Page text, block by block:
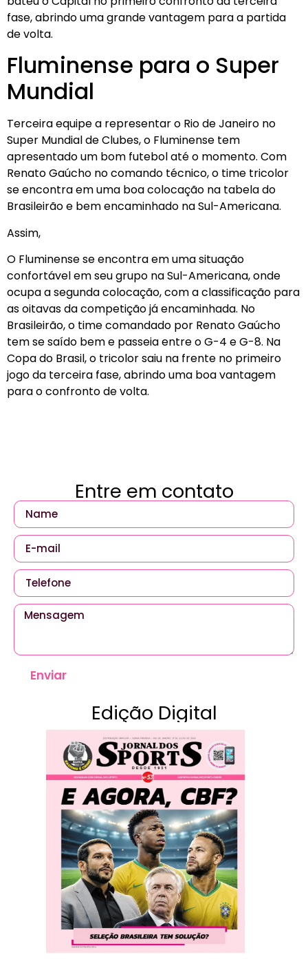
fase, abrindo uma grande vantagem para a partida
de volta.
Fluminense para o Super
Mundial
Terceira equipe a representar o Rio de Janeiro no
Super Mundial de Clubes, o Fluminense tem
apresentado um bom futebol até o momento. Com
Renato Gaúcho no comando técnico, o time tricolor
se encontra em uma boa colocação na tabela do
Brasileirão e bem encaminhado na Sul-Americana.
Assim,
O Fluminense se encontra em uma situação
confortável em seu grupo na Sul-Americana, onde
ocupa a segunda colocação, com a classificação para
as oitavas da competição já encaminhada. No
Brasileirão, o time comandado por Renato Gaúcho
tem se saído bem e passeia entre o G-4 e G-8. Na
Copa do Brasil, o tricolor saiu na frente no primeiro
jogo da terceira fase, abrindo uma boa vantagem
para o confronto de volta.
Entre em contato
Enviar
Edição Digital